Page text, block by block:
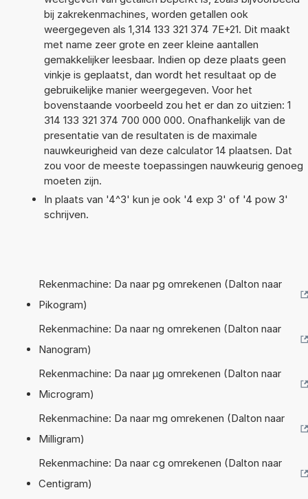
bij zakrekenmachines, worden getallen ook
weergegeven als 1,314 133 321 374 7E+21. Dit maakt
met name zeer grote en zeer kleine aantallen
gemakkelijker leesbaar. Indien op deze plaats geen
vinkje is geplaatst, dan wordt het resultaat op de
gebruikelijke manier weergegeven. Voor het
bovenstaande voorbeeld zou het er dan zo uitzien: 1
314 133 321 374 700 000 000. Onafhankelijk van de
presentatie van de resultaten is de maximale
nauwkeurigheid van deze calculator 14 plaatsen. Dat
zou voor de meeste toepassingen nauwkeurig genoeg
moeten zijn.
In plaats van '4^3' kun je ook '4 exp 3' of '4 pow 3'
schrijven.
Rekenmachine: Da naar pg omrekenen (Dalton naar
Pikogram)
Rekenmachine: Da naar ng omrekenen (Dalton naar
Nanogram)
Rekenmachine: Da naar µg omrekenen (Dalton naar
Microgram)
Rekenmachine: Da naar mg omrekenen (Dalton naar
Milligram)
Rekenmachine: Da naar cg omrekenen (Dalton naar
Centigram)